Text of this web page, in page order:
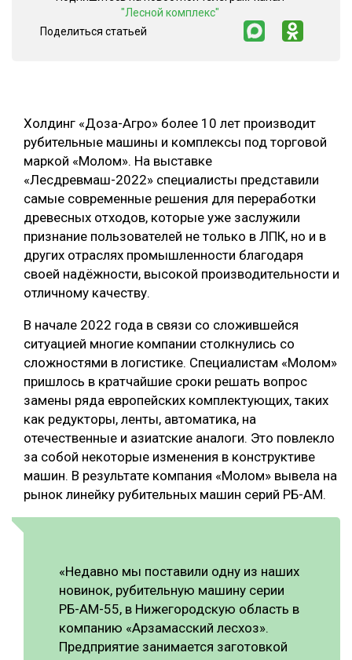
СУШКА ДРЕВЕСИНЫ
Холдинг «Доза-Агро» более 10 лет производит
рубительные машины и комплексы под торговой
маркой «Молом». На выставке
«Лесдревмаш-2022» специалисты представили
самые современные решения для переработки
древесных отходов, которые уже заслужили
признание пользователей не только в ЛПК, но и в
других отраслях промышленности благодаря
своей надёжности, высокой производительности и
отличному качеству.
В начале 2022 года в связи со сложившейся
ситуацией многие компании столкнулись со
сложностями в логистике. Специалистам «Молом»
пришлось в кратчайшие сроки решать вопрос
замены ряда европейских комплектующих, таких
как редукторы, ленты, автоматика, на
отечественные и азиатские аналоги. Это повлекло
за собой некоторые изменения в конструктиве
машин. В результате компания «Молом» вывела на
рынок линейку рубительных машин серий РБ-АМ.
«Недавно мы поставили одну из наших
новинок, рубительную машину серии
РБ-АМ-55, в Нижегородскую область в
компанию «Арзамасский лесхоз».
Предприятие занимается заготовкой
"Лесной комплекс"
Поделиться статьей